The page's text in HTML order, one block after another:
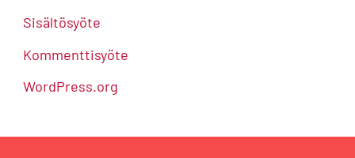
Sisältösyöte
Kommenttisyöte
WordPress.org